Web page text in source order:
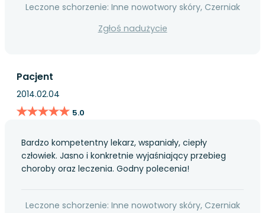
Leczone schorzenie: Inne nowotwory skóry, Czerniak
Zgłoś nadużycie
Pacjent
2014.02.04
★★★★★
★★★★★ 5.0
Bardzo kompetentny lekarz, wspaniały, ciepły
człowiek. Jasno i konkretnie wyjaśniający przebieg
choroby oraz leczenia. Godny polecenia!
Leczone schorzenie: Inne nowotwory skóry, Czerniak